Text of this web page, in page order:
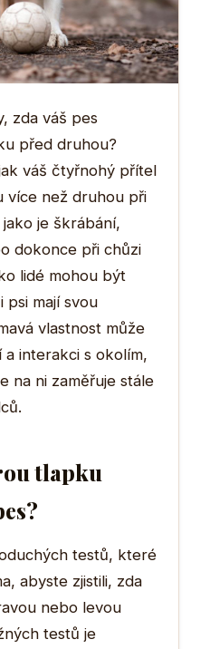
zda váš pes
před druhou?
váš čtyřnohý přítel
více než druhou při
je škrábání,
dokonce při chůzi
lidé mohou být
psi mají svou
vlastnost může
a interakci s okolím,
na ni zaměřuje stále
tlapku
testů, které
abyste zjistili, zda
nebo levou
testů je